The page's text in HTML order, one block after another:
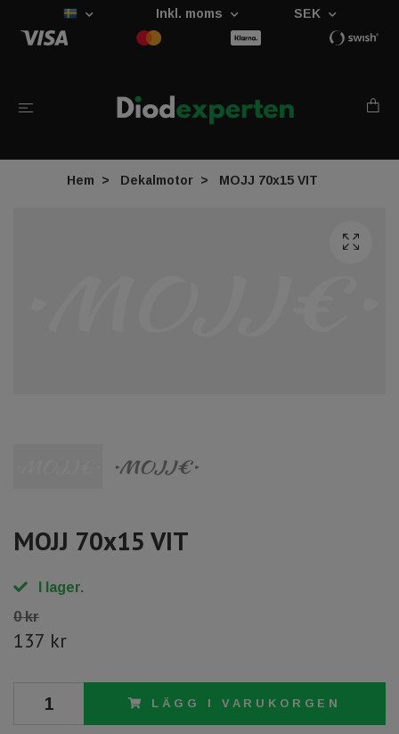
Inkl. moms SEK
Hem Dekalmotor MOJJ 70x15 VIT
MOJJ 70x15 VIT
I lager.
0 kr
137 kr
LÄGG I VARUKORGEN